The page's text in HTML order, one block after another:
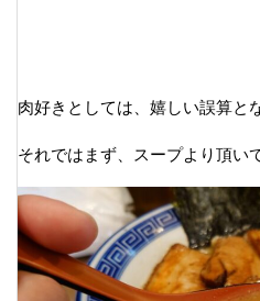
肉好きとしては、嬉しい誤算と
それではまず、スープより頂い